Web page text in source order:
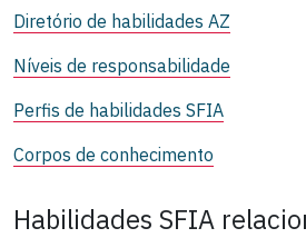
Diretório de habilidades AZ
Níveis de responsabilidade
Perfis de habilidades SFIA
Corpos de conhecimento
Habilidades SFIA